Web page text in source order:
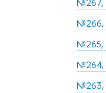
№266,
№265,
№264,
№263,